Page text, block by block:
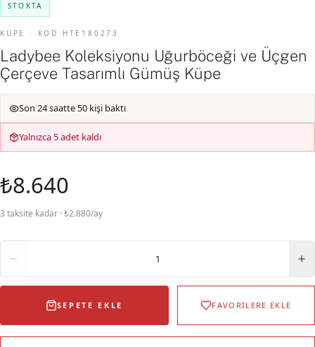
STOKTA
KÜPE · KOD HTE180273
Ladybee Koleksiyonu Uğurböceği ve Üçgen
Çerçeve Tasarımlı Gümüş Küpe
Son 24 saatte 50 kişi baktı
Yalnızca 5 adet kaldı
₺8.640
3 taksite kadar · ₺2.880/ay
1
SEPETE EKLE FAVORİLERE EKLE